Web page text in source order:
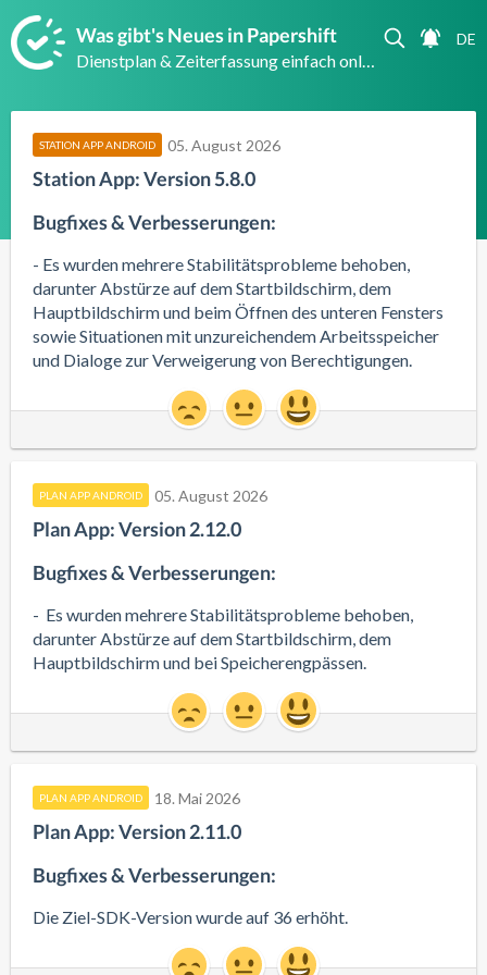
Was gibt's Neues in Papershift
Dienstplan & Zeiterfassung einfach online
STATION APP ANDROID 05. August 2026
Station App: Version 5.8.0
Bugfixes & Verbesserungen:
- Es wurden mehrere Stabilitätsprobleme behoben,
darunter Abstürze auf dem Startbildschirm, dem
Hauptbildschirm und beim Öffnen des unteren Fensters
sowie Situationen mit unzureichendem Arbeitsspeicher
und Dialoge zur Verweigerung von Berechtigungen.
PLAN APP ANDROID 05. August 2026
Plan App: Version 2.12.0
Bugfixes & Verbesserungen:
-  Es wurden mehrere Stabilitätsprobleme behoben,
darunter Abstürze auf dem Startbildschirm, dem
Hauptbildschirm und bei Speicherengpässen.
PLAN APP ANDROID 18. Mai 2026
Plan App: Version 2.11.0
Bugfixes & Verbesserungen:
Die Ziel-SDK-Version wurde auf 36 erhöht.